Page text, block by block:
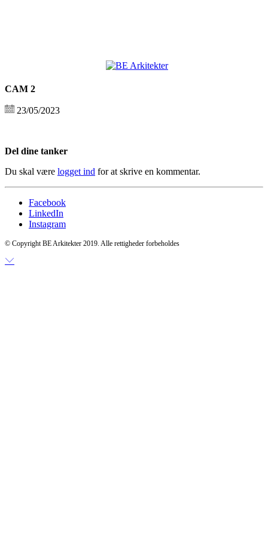
CAM 2
23/05/2023
Del dine tanker
Du skal være logget ind for at skrive en kommentar.
Facebook
LinkedIn
Instagram
© Copyright BE Arkitekter 2019. Alle rettigheder forbeholdes